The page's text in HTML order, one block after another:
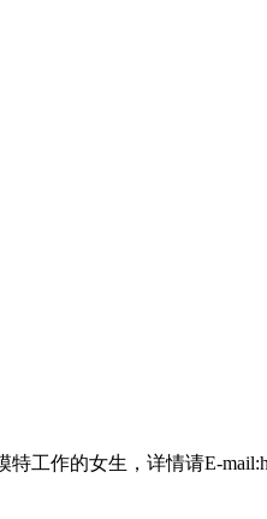
作的女生，详情请E-